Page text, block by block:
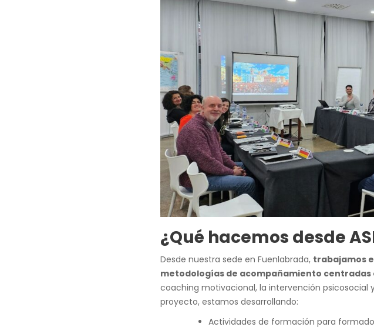
¿Qué hacemos desde
Desde nuestra sede en Fuenlabrada,trabajamos
metodologías de acompañamiento centradas
coaching motivacional, la intervención psicosocial